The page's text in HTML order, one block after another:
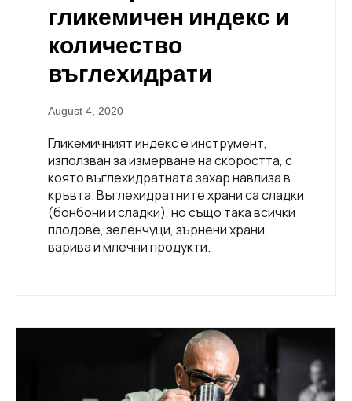
гликемичен индекс и
количество
въглехидрати
August 4, 2020
Гликемичният индекс е инструмент,
използван за измерване на скоростта, с
която въглехидратната захар навлиза в
кръвта. Въглехидратните храни са сладки
(бонбони и сладки), но също така всички
плодове, зеленчуци, зърнени храни,
варива и млечни продукти.